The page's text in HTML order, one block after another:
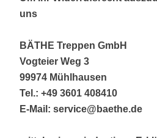
uns
BÄTHE Treppen GmbH
Vogteier Weg 3
99974 Mühlhausen
Tel.: +49 3601 408410
E-Mail: service@baethe.de